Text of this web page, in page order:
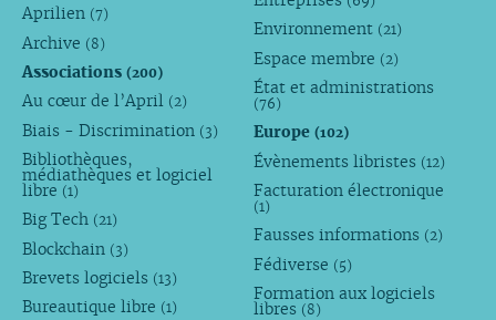
Aprilien (7)
Archive (8)
Associations (200)
Au cœur de l’April (2)
Biais - Discrimination (3)
Bibliothèques,
médiathèques et logiciel
libre (1)
Big Tech (21)
Blockchain (3)
Brevets logiciels (13)
Bureautique libre (1)
Environnement (21)
Espace membre (2)
État et administrations
(76)
Europe(102)
Évènements libristes (12)
Facturation électronique
(1)
Fausses informations (2)
Fédiverse (5)
Formation aux logiciels
libres (8)